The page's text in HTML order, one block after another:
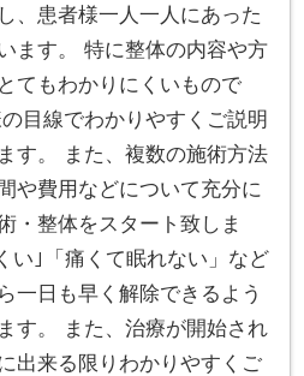
、患者様一人一人にあった
ます。 特に整体の内容や方
てもわかりにくいもので
目線でわかりやすくご説明
す。 また、複数の施術方法
や費用などについて充分に
・整体をスタート致しま
い｣「痛くて眠れない」など
一日も早く解除できるよう
す。 また、治療が開始され
出来る限りわかりやすくご